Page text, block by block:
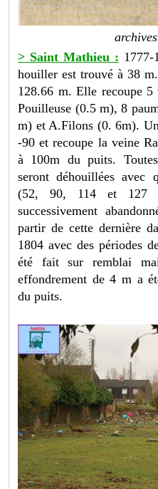
> Saint Mathieu : 1777-
houiller est trouvé à 38
128.66 m. Elle recoupe
Pouilleuse (0.5 m), 8
m) et A.Filons (0. 6m).
-90 et recoupe la veine
à 100m du puits.
seront déhouillées avec
(52, 90, 114 et 127
successivement
partir de cette dernière
1804 avec des périodes
été fait sur remblai
effondrement de 4 m a
du puits.